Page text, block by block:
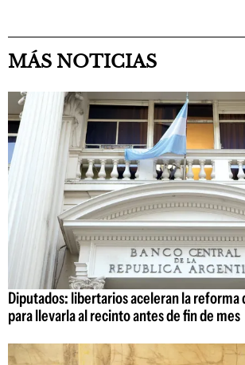
MÁS NOTICIAS
Diputados: libertarios aceleran la reforma
para llevarla al recinto antes de fin de mes